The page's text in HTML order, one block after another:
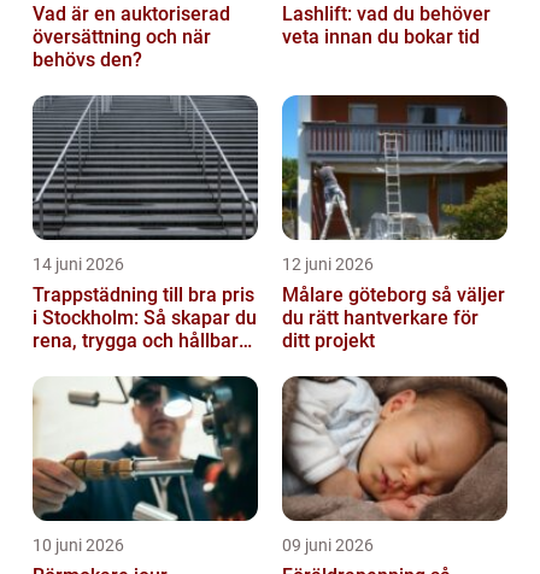
Vad är en auktoriserad
översättning och när
behövs den?
Lashlift: vad du behöver
veta innan du bokar tid
14 juni 2026
Trappstädning till bra pris
i Stockholm: Så skapar du
rena, trygga och hållbara
12 juni 2026
Målare göteborg så väljer
du rätt hantverkare för
ditt projekt
10 juni 2026 09 juni 2026